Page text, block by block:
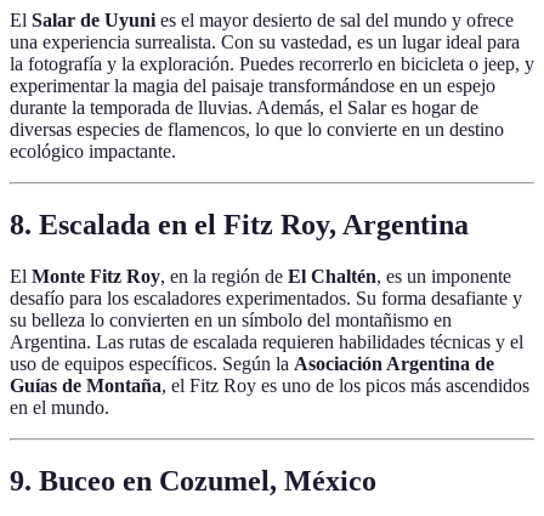
El Salar de Uyuni es el mayor desierto de sal del mundo y ofrece
una experiencia surrealista. Con su vastedad, es un lugar ideal para
la fotografía y la exploración. Puedes recorrerlo en bicicleta o jeep, y
experimentar la magia del paisaje transformándose en un espejo
durante la temporada de lluvias. Además, el Salar es hogar de
diversas especies de flamencos, lo que lo convierte en un destino
ecológico impactante.
8. Escalada en el Fitz Roy, Argentina
El Monte Fitz Roy, en la región de El Chaltén, es un imponente
desafío para los escaladores experimentados. Su forma desafiante y
su belleza lo convierten en un símbolo del montañismo en
Argentina. Las rutas de escalada requieren habilidades técnicas y el
uso de equipos específicos. Según la Asociación Argentina de
Guías de Montaña, el Fitz Roy es uno de los picos más ascendidos
en el mundo.
9. Buceo en Cozumel, México